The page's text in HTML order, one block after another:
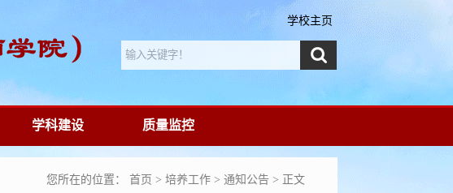
学校主页
学科建设 质量监控
您所在的位置： 首页 > 培养工作 > 通知公告 > 正文